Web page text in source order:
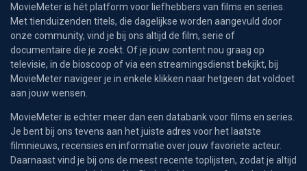
MovieMeter is hét platform voor liefhebbers van films en series.
Met tienduizenden titels, die dagelijkse worden aangevuld door
onze community, vind je bij ons altijd de film, serie of
documentaire die je zoekt. Of je jouw content nou graag op
televisie, in de bioscoop of via een streamingsdienst bekijkt, bij
MovieMeter navigeer je in enkele klikken naar hetgeen dat voldoet
aan jouw wensen.
MovieMeter is echter meer dan een databank voor films en series.
Je bent bij ons tevens aan het juiste adres voor het laatste
filmnieuws, recensies en informatie over jouw favoriete acteur.
Daarnaast vind je bij ons de meest recente toplijsten, zodat je altijd